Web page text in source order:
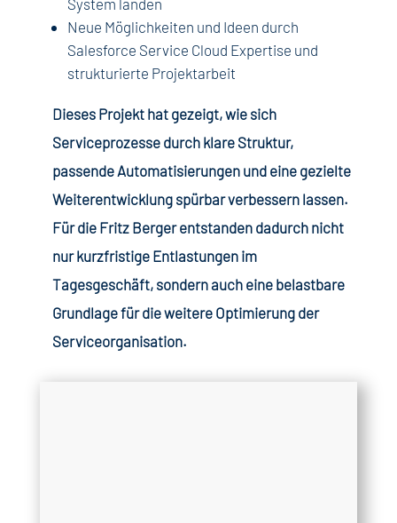
Neue Möglichkeiten und Ideen durch
Salesforce Service Cloud Expertise und
strukturierte Projektarbeit
Dieses Projekt hat gezeigt, wie sich
Serviceprozesse durch klare Struktur,
passende Automatisierungen und eine gezielte
Weiterentwicklung spürbar verbessern lassen.
Für die Fritz Berger entstanden dadurch nicht
nur kurzfristige Entlastungen im
Tagesgeschäft, sondern auch eine belastbare
Grundlage für die weitere Optimierung der
Serviceorganisation.